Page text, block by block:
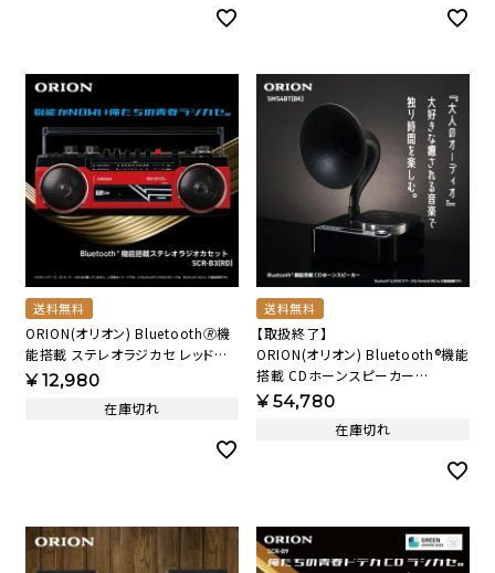
送料無料
ORION(オリオン) Bluetooth🄬機
能搭載 ステレオラジカセ レッド
SCR-B3 RD 【AVT】
¥12,980
在庫切れ
送料無料
【取扱終了】
ORION(オリオン) Bluetooth®機能
搭載 CDホーンスピーカー
SMS4BT 【AVT】
¥54,780
在庫切れ